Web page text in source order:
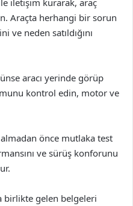
Araçta herhangi bir sorun
ve neden satıldığını
aracı yerinde görüp
kontrol edin, motor ve
önce mutlaka test
ve sürüş konforunu
gelen belgeleri